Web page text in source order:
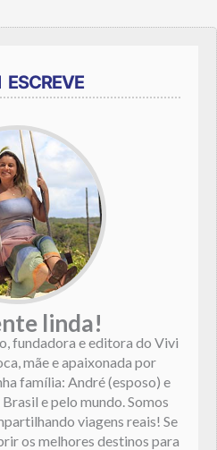
ESCREVE
linda!
fundadora e editora do Vivi
mãe e apaixonada por
família: André (esposo) e
e pelo mundo. Somos
viagens reais! Se
os melhores destinos para